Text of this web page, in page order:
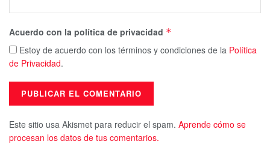
Acuerdo con la política de privacidad *
Estoy de acuerdo con los términos y condiciones de la Política
de Privacidad.
Este sitio usa Akismet para reducir el spam. Aprende cómo se
procesan los datos de tus comentarios.